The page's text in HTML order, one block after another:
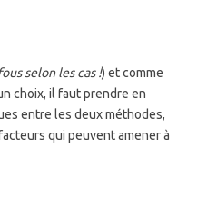
selon les cas !) et comme
choix, il faut prendre en
entre les deux méthodes,
qui peuvent amener à